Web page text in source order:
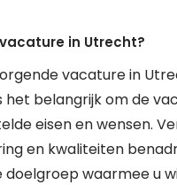
in Utrecht?
vacature in
belangrijk om de
eisen en wensen.
en kwaliteiten
waarmee u